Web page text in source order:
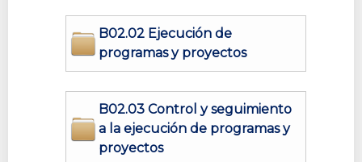
B02.02 Ejecución de
programas y proyectos
B02.03 Control y seguimiento
a la ejecución de programas y
proyectos